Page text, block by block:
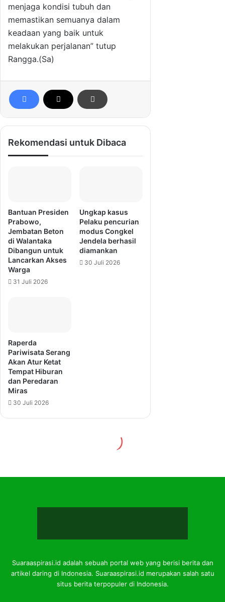
Suaraaspirasi.id adalah sebuah portal web yang berisi berita dan
artikel daring di Indonesia. Suaraaspirasi.id merupakan salah satu
situs berita terpopuler di Indonesia.